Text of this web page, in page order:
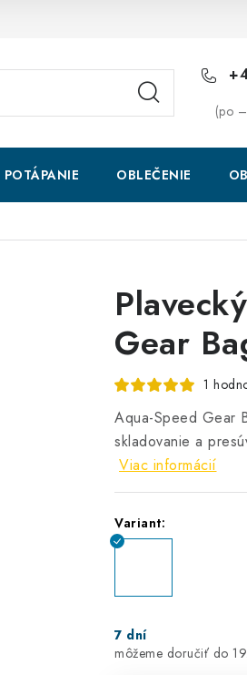
(po
POTÁPANIE OBLEČENIE
Gear
1
Aqua-Speed Gear
skladovanie a
Viac informácií
Variant:
7 dní